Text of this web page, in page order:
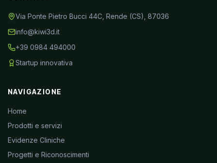
Via Ponte Pietro Bucci 44C, Rende (CS), 87036
info@kiwi3d.it
+39 0984 494000
Startup innovativa
NAVIGAZIONE
Home
Prodotti e servizi
Evidenze Cliniche
Progetti e Riconoscimenti